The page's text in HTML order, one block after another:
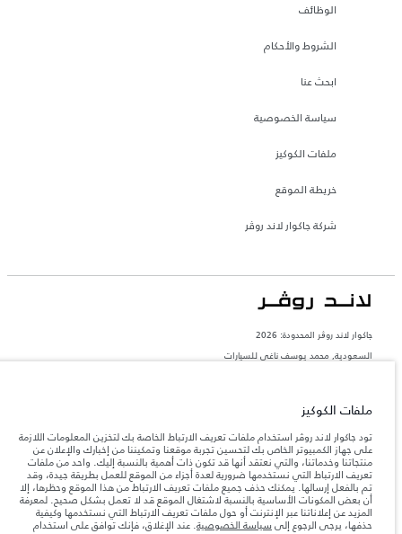
الوظائف
الشروط والأحكام
ابحث عنا
سياسة الخصوصية
ملفات الكوكيز
خريطة الموقع
شركة جاكوار لاند روڤر
جاكوار لاند روڨر المحدودة: 2026
السعودية, محمد يوسف ناغي للسيارات
والحد الأقصى لأحمال المحور عند تحميل السيارة بالإكسسوارات والركاب والسوائل والوقود
والحمولة.
المعلومات والمواصفات والأسعار والألوان المذكورة على هذا الموقع قد تختلف من بلد إلى
آخر، كما أنّها قد تتغير بدون إشعار مسبق. الرجاء التواصل مع وكيلنا المحلي للتأكد من توفّرها
والتحقق من الأسعار.
ملاحظة مهمة حول الصور والمواصفات. إن النقص العالمي في أشباه الموصلات يؤثر حاليًا
في مواصفات تصميم السيارات وتوفر الخيارات وتوقيتات التصاميم. هذا ظرف ديناميكي
للغاية، ونتيجة لذلك، قد لا تمثّل الصور المستخدَمة ضمن موقع الويب حاليًا المواصفات الحالية
ملفات الكوكيز
تود جاكوار لاند روڤر استخدام ملفات تعريف الارتباط الخاصة بك لتخزين المعلومات اللازمة
على جهاز الكمبيوتر الخاص بك لتحسين تجربة موقعنا وتمكيننا من إخبارك والإعلان عن
منتجاتنا وخدماتنا، والتي نعتقد أنها قد تكون ذات أهمية بالنسبة إليك. واحد من ملفات
تعريف الارتباط التي نستخدمها ضرورية لعدة أجزاء من الموقع للعمل بطريقة جيدة، وقد
تم بالفعل إرسالها. يمكنك حذف جميع ملفات تعريف الارتباط من هذا الموقع وحظرها، إلا
أن بعض المكونات الأساسية بالنسبة لاشتغال الموقع قد لا تعمل بشكل صحيح. لمعرفة
المزيد عن إعلاناتنا عبر الإنترنت أو حول ملفات تعريف الارتباط التي نستخدمها وكيفية
حذفها، يرجى الرجوع إلى سياسة الخصوصية. عند الإغلاق، فإنك توافق على استخدام